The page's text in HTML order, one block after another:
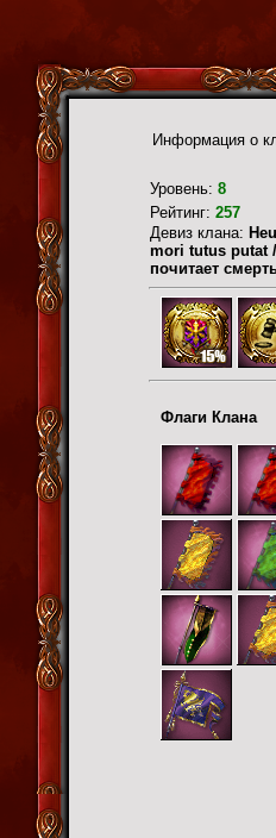
Информация о
Уровень: 8
Рейтинг: 257
Девиз клана:
mori tutus putat
почитает
Флаги Клана